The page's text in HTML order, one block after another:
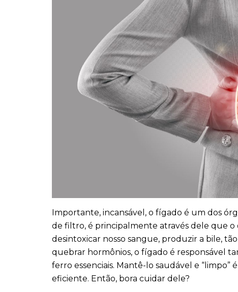
Importante, incansável, o fígado é um dos
de filtro, é principalmente através dele que o
desintoxicar nosso sangue, produzir a bile,
quebrar hormônios, o fígado é responsável
ferro essenciais. Mantê-lo saudável e
eficiente. Então, bora cuidar dele?